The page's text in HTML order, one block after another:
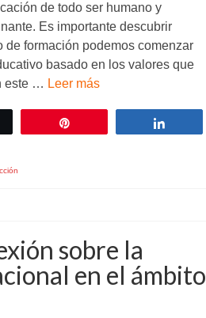
de todo ser humano y
Es importante descubrir
de formación podemos comenzar
basado en los valores que
este … Leer más
sobre la
en el ámbito